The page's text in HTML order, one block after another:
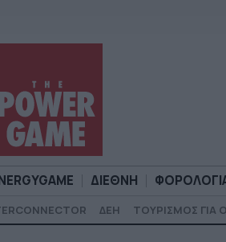
ΔΙΕΘΝΗ
ΔΕΗ ΤΟΥΡΙΣΜΟΣ ΓΙΑ